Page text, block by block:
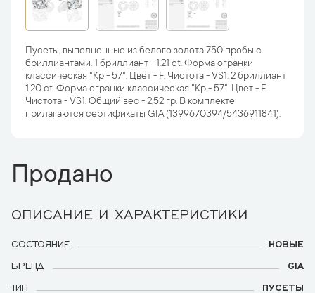
Пусеты, выполненные из белого золота 750 пробы с
бриллиантами. 1 бриллиант - 1.21 ct. Форма огранки
классическая "Кр - 57". Цвет - F. Чистота - VS1. 2 бриллиант
1.20 ct. Форма огранки классическая "Кр - 57". Цвет - F.
Чистота - VS1. Общий вес - 2,52 гр. В комплекте
прилагаются сертификаты GIA (1399670394/5436911841).
Продано
ОПИСАНИЕ И ХАРАКТЕРИСТИКИ
СОСТОЯНИЕ
НОВЫЕ
БРЕНД
GIA
ТИП
ПУСЕТЫ